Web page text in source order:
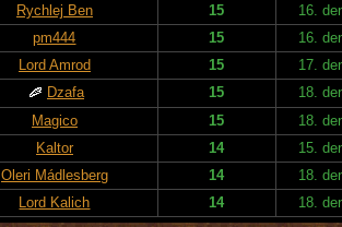
Rychlej Ben 15
16.
pm444 15
16.
Lord Amrod 15
17.
Dzafa 15
18.
Magico 15
18.
Kaltor 14
15.
Oleri Mádlesberg 14
18.
Lord Kalich 14 18.